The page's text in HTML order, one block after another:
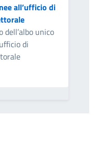
all’ufficio di
unico
di